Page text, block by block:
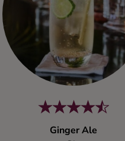
Ginger Ale